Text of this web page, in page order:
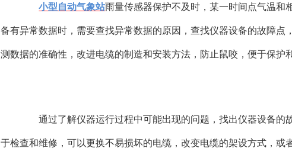
小型自动气象站雨量传感器保护不及时，某一时间点气温和
备有异常数据时，需要查找异常数据的原因，查找仪器设备的故障点
测数据的准确性，改进电缆的制造和安装方法，防止鼠咬，便于保护
通过了解仪器运行过程中可能出现的问题，找出仪器设备的
于检查和维修，可以更换不易损坏的电缆，改变电缆的架设方式，或